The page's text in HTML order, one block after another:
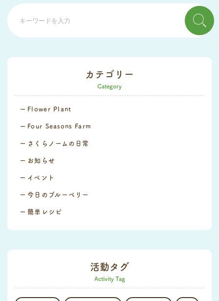
り
カテゴリー
Category
Flower Plant
Four Seasons Farm
さくらノームの日常
お知らせ
イベント
今日のブルーベリー
簡単レシピ
活動タグ
Activity Tag